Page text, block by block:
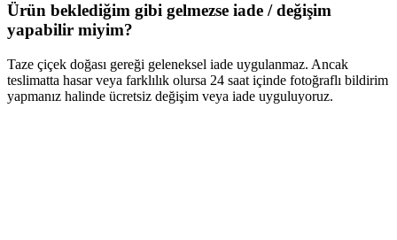
Ürün beklediğim gibi gelmezse iade / değişim
yapabilir miyim?
Taze çiçek doğası gereği geleneksel iade uygulanmaz. Ancak
teslimatta hasar veya farklılık olursa 24 saat içinde fotoğraflı bildirim
yapmanız halinde ücretsiz değişim veya iade uyguluyoruz.